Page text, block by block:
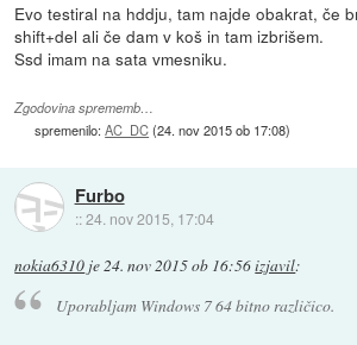
Evo testiral na hddju, tam najde obakrat, če
shift+del ali če dam v koš in tam izbrišem.
Ssd imam na sata vmesniku.
Zgodovina sprememb…
spremenilo:AC_DC(24. nov 2015 ob 17:08)
Furbo
::24. nov 2015, 17:04
nokia6310 je24. nov 2015 ob 16:56izjavil:
Uporabljam Windows 7 64 bitno različico.